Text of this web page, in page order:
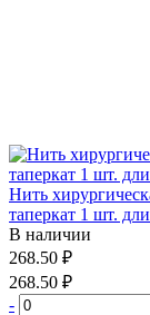
Нить
таперкат 1 шт.
В наличии
268.50 ₽
268.50 ₽
-